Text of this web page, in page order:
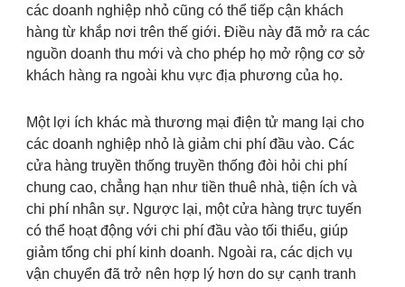
các doanh nghiệp nhỏ cũng có thể tiếp cận khách
hàng từ khắp nơi trên thế giới. Điều này đã mở ra các
nguồn doanh thu mới và cho phép họ mở rộng cơ sở
khách hàng ra ngoài khu vực địa phương của họ.
Một lợi ích khác mà thương mại điện tử mang lại cho
các doanh nghiệp nhỏ là giảm chi phí đầu vào. Các
cửa hàng truyền thống truyền thống đòi hỏi chi phí
chung cao, chẳng hạn như tiền thuê nhà, tiện ích và
chi phí nhân sự. Ngược lại, một cửa hàng trực tuyến
có thể hoạt động với chi phí đầu vào tối thiểu, giúp
giảm tổng chi phí kinh doanh. Ngoài ra, các dịch vụ
vận chuyển đã trở nên hợp lý hơn do sự cạnh tranh